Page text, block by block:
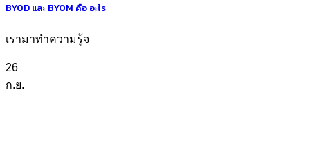
BYOD และ BYOM คือ อะไร
เรามาทำความรู้จ
26
ก.ย.